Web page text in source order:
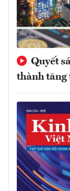
Quyết
thành tăng